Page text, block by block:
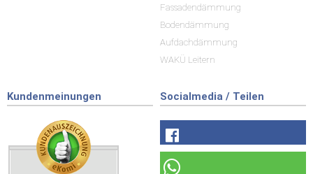
Fassadendämmung
Bodendämmung
Aufdachdämmung
WAKÜ Leitern
Kundenmeinungen Socialmedia / Teilen